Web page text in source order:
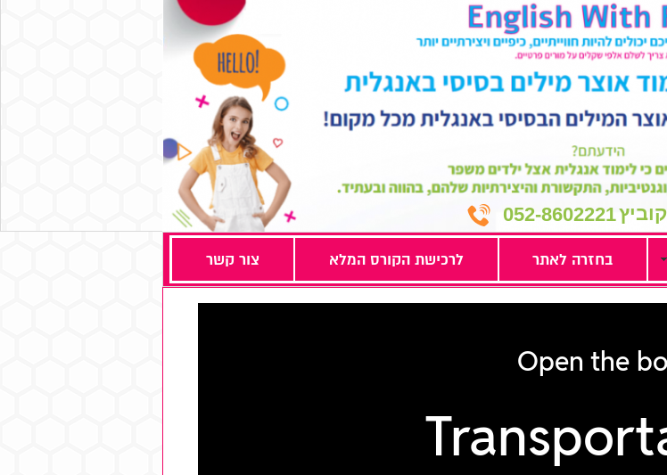
052-8602221
בחזרה לאתר לרכישת הקורס המלא צור קשר